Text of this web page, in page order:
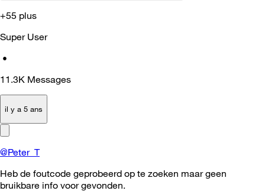
+55 plus
Super User
•
11.3K Messages
il y a 5 ans
@Peter_T
Heb de foutcode geprobeerd op te zoeken maar geen
bruikbare info voor gevonden.